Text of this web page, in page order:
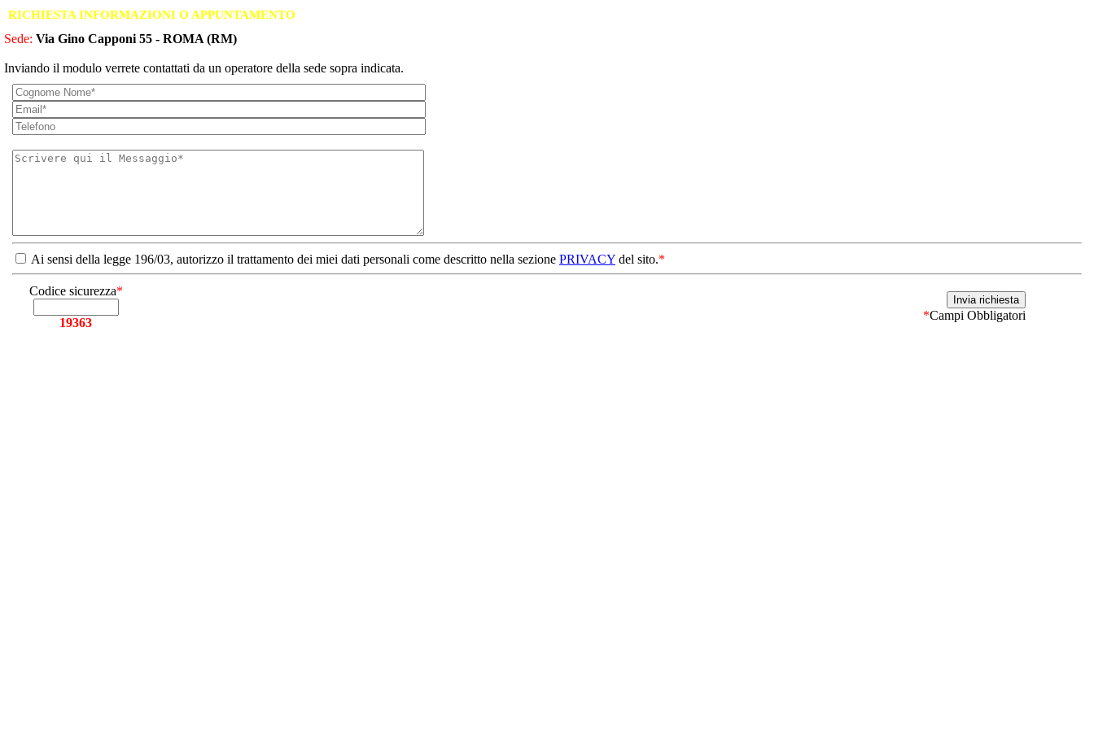
RICHIESTA INFORMAZIONI O APPUNTAMENTO
Sede: Via Gino Capponi 55 - ROMA (RM)
Inviando il modulo verrete contattati da un operatore della sede sopra indicata.
Ai sensi della legge 196/03, autorizzo il trattamento dei miei dati personali come descritto nella sezione PRIVACY del sito.*
Codice sicurezza*
19363
*Campi Obbligatori